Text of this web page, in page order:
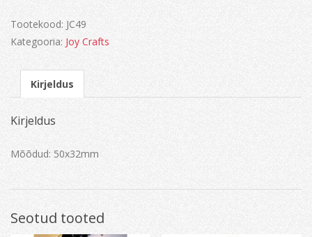
Tootekood: JC49
Kategooria: Joy Crafts
Kirjeldus
Kirjeldus
Mõõdud: 50x32mm
Seotud tooted